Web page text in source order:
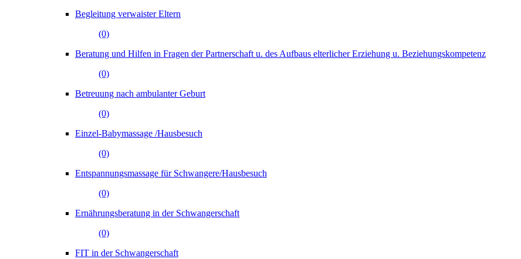
Begleitung verwaister Eltern
(0)
Beratung und Hilfen in Fragen der Partnerschaft u. des Aufbaus elterlicher Erziehung u. Beziehungskompetenz
(0)
Betreuung nach ambulanter Geburt
(0)
Einzel-Babymassage /Hausbesuch
(0)
Entspannungsmassage für Schwangere/Hausbesuch
(0)
Ernährungsberatung in der Schwangerschaft
(0)
FIT in der Schwangerschaft